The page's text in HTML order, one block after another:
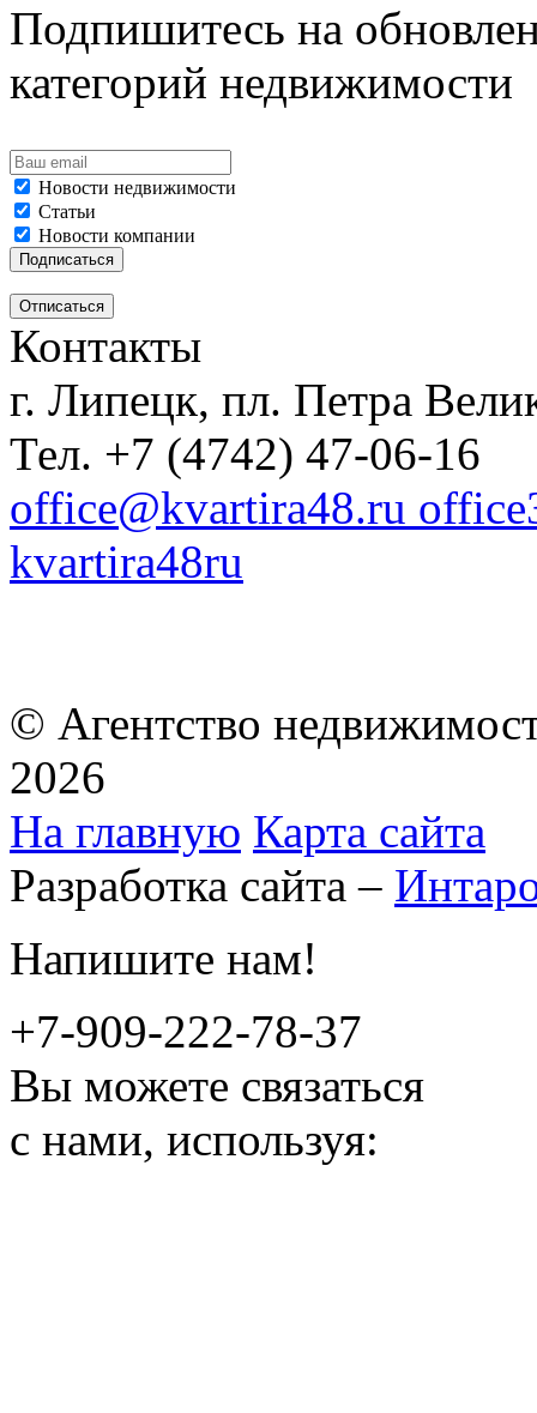
Подпишитесь на
категорий недвижимости
Новости недвижимости
Статьи
Новости компании
Контакты
г. Липецк, пл. Петра
Тел. +7 (4742) 47-06-16
office@kvartira48.ru
kvartira48ru
© Агентство
2026
На главную Карта сайта
Разработка сайта –
Напишите нам!
+7-909-222-78-37
Вы можете связаться
с нами, используя: